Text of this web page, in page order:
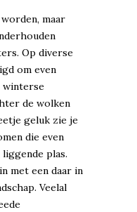
maar
Op diverse
om even
winterse
de wolken
geluk zie je
die even
plas.
met een daar in
Veelal